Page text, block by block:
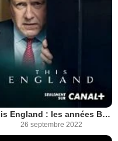
This England : les années Boris Johnson
26 septembre 2022